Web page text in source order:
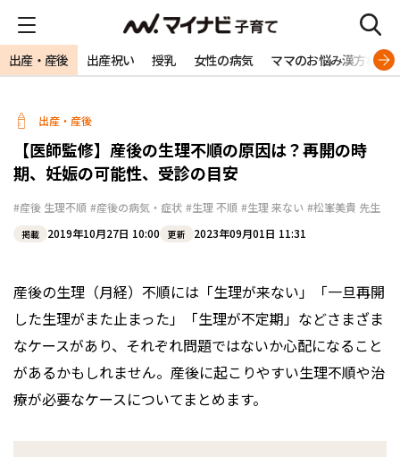
出産・産後 出産祝い 授乳 女性の病気 ママのお悩み漢方相談
出産・産後
【医師監修】産後の生理不順の原因は？再開の時
期、妊娠の可能性、受診の目安
#産後 生理不順 #産後の病気・症状 #生理 不順 #生理 来ない #松峯美貴 先生
掲載 2019年10月27日 10:00 更新 2023年09月01日 11:31
産後の生理（月経）不順には「生理が来ない」「一旦再開
した生理がまた止まった」「生理が不定期」などさまざま
なケースがあり、それぞれ問題ではないか心配になること
があるかもしれません。産後に起こりやすい生理不順や治
療が必要なケースについてまとめます。